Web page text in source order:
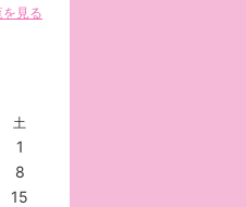
を見る
土
1
8
15